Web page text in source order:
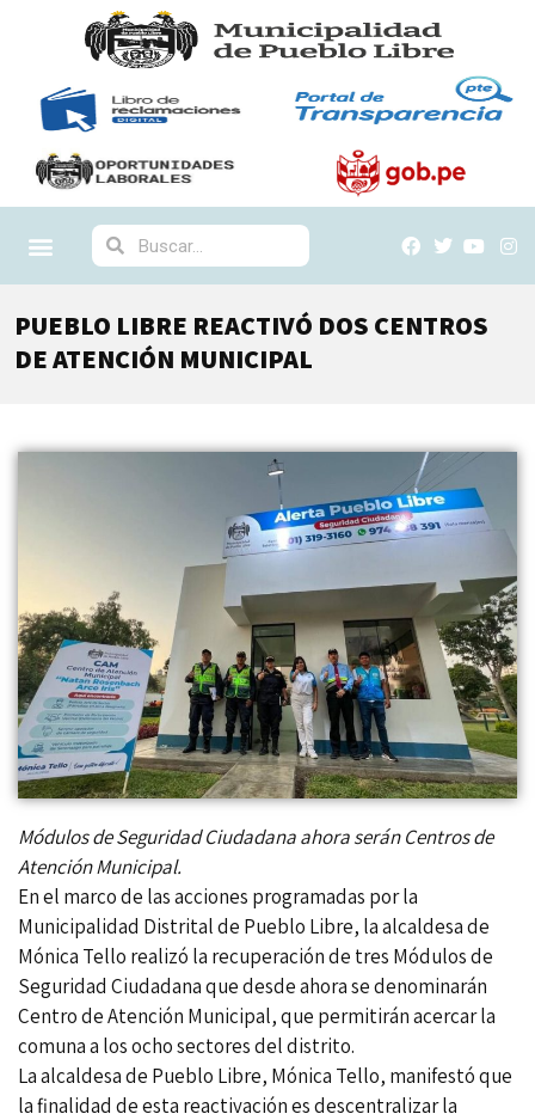
PUEBLO LIBRE REACTIVÓ DOS CENTROS
DE ATENCIÓN MUNICIPAL
Módulos de Seguridad Ciudadana ahora serán Centros de
Atención Municipal.
En el marco de las acciones programadas por la
Municipalidad Distrital de Pueblo Libre, la alcaldesa de
Mónica Tello realizó la recuperación de tres Módulos de
Seguridad Ciudadana que desde ahora se denominarán
Centro de Atención Municipal, que permitirán acercar la
comuna a los ocho sectores del distrito.
La alcaldesa de Pueblo Libre, Mónica Tello, manifestó que
la finalidad de esta reactivación es descentralizar la